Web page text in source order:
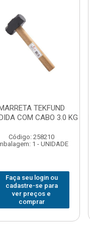
TEKFUND
COM CABO 3.0 KG
Código: 258210
1 - UNIDADE
Faça seu login ou
cadastre-se para
ver preços e
comprar